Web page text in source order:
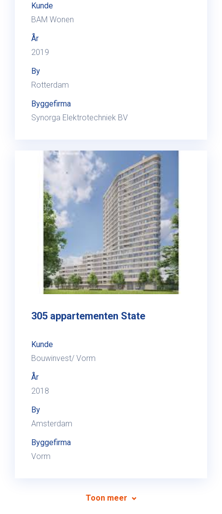
Kunde
BAM Wonen
År
2019
By
Rotterdam
Byggefirma
Synorga Elektrotechniek BV
305 appartementen State
Kunde
Bouwinvest/ Vorm
År
2018
By
Amsterdam
Byggefirma
Vorm
Toon meer